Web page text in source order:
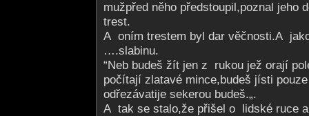
mužpřed něho předstoupil,poznal jeho
trest.
A oním trestem byl dar věčnosti.A
….slabinu.
“Neb budeš žít jen z rukou jež orají
počítají zlatavé mince,budeš jísti
odřezávatije sekerou budeš.„.
A tak se stalo,že přišel o lidské ruce